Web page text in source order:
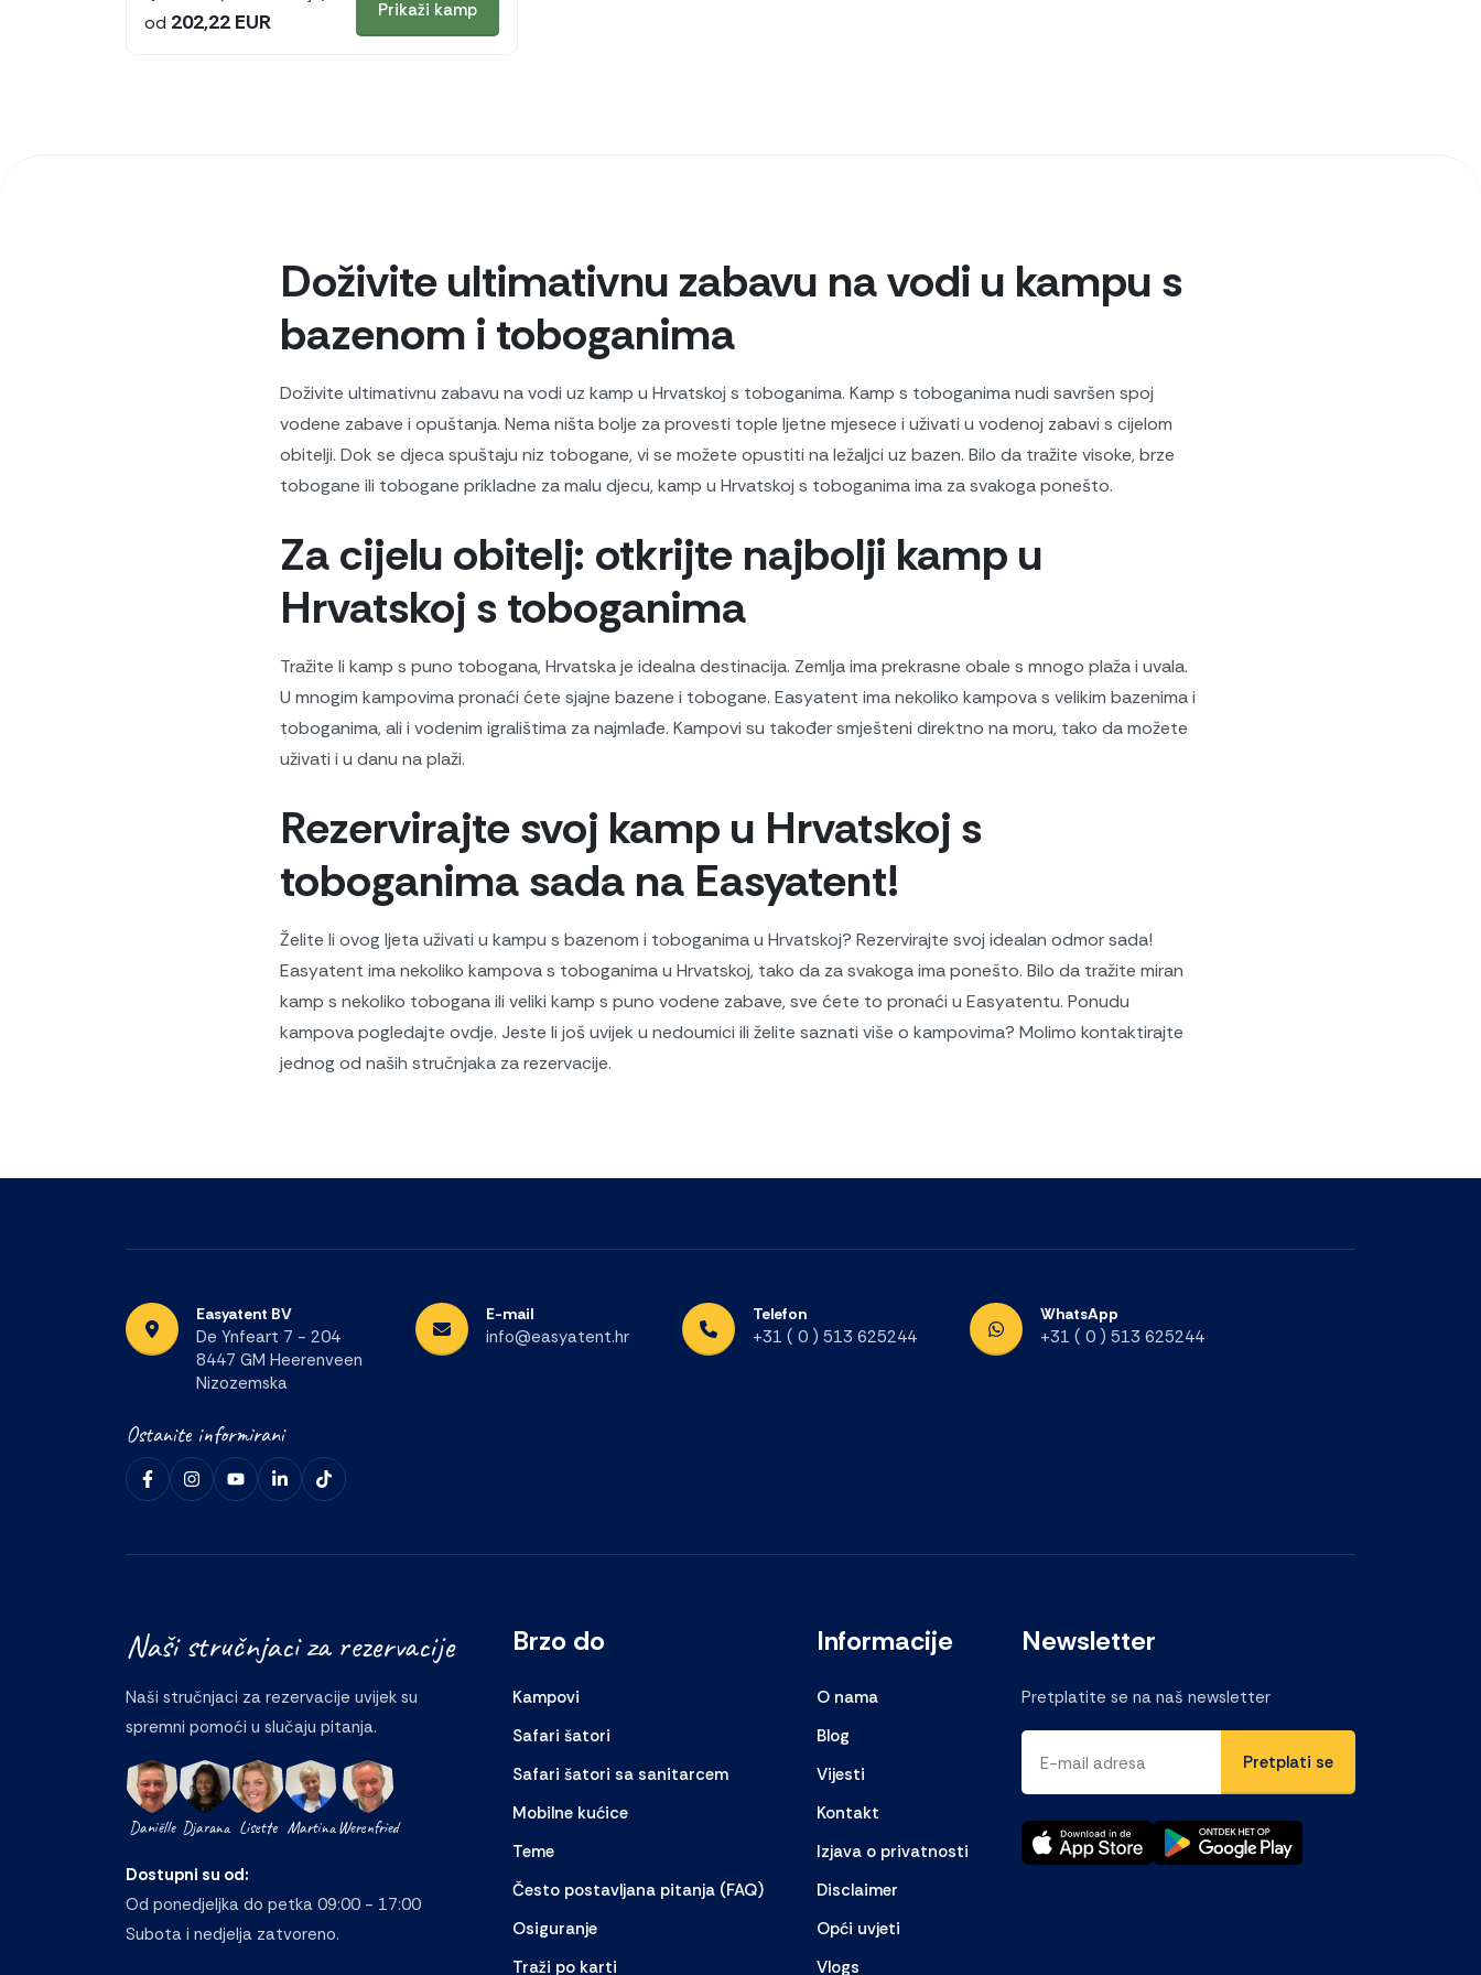
od 202,22 EUR Prikaži kamp
Doživite ultimativnu zabavu na vodi u kampu s
bazenom i toboganima
Doživite ultimativnu zabavu na vodi uz kamp u Hrvatskoj s toboganima. Kamp s toboganima nudi savršen spoj
vodene zabave i opuštanja. Nema ništa bolje za provesti tople ljetne mjesece i uživati ​​u vodenoj zabavi s cijelom
obitelji. Dok se djeca spuštaju niz tobogane, vi se možete opustiti na ležaljci uz bazen. Bilo da tražite visoke, brze
tobogane ili tobogane prikladne za malu djecu, kamp u Hrvatskoj s toboganima ima za svakoga ponešto.
Za cijelu obitelj: otkrijte najbolji kamp u
Hrvatskoj s toboganima
Tražite li kamp s puno tobogana, Hrvatska je idealna destinacija. Zemlja ima prekrasne obale s mnogo plaža i uvala.
U mnogim kampovima pronaći ćete sjajne bazene i tobogane. Easyatent ima nekoliko kampova s ​​velikim bazenima i
toboganima, ali i vodenim igralištima za najmlađe. Kampovi su također smješteni direktno na moru, tako da možete
uživati ​​i u danu na plaži.
Rezervirajte svoj kamp u Hrvatskoj s
toboganima sada na Easyatent!
Želite li ovog ljeta uživati ​​u kampu s bazenom i toboganima u Hrvatskoj? Rezervirajte svoj idealan odmor sada!
Easyatent ima nekoliko kampova s ​​toboganima u Hrvatskoj, tako da za svakoga ima ponešto. Bilo da tražite miran
kamp s nekoliko tobogana ili veliki kamp s puno vodene zabave, sve ćete to pronaći u Easyatentu. Ponudu
kampova pogledajte ovdje. Jeste li još uvijek u nedoumici ili želite saznati više o kampovima? Molimo kontaktirajte
jednog od naših stručnjaka za rezervacije.
Easyatent BV
De Ynfeart 7 - 204
8447 GM Heerenveen
Nizozemska
E-mail
info@easyatent.hr
Telefon
+31 ( 0 ) 513 625244
WhatsApp
+31 ( 0 ) 513 625244
Ostanite informirani
Naši stručnjaci za rezervacije
Naši stručnjaci za rezervacije uvijek su
spremni pomoći u slučaju pitanja.
Daniëlle Djarana Lisette Martina Werenfried
Dostupni su od:
Od ponedjeljka do petka 09:00 - 17:00
Subota i nedjelja zatvoreno.
Brzo do
Kampovi
Safari šatori
Safari šatori sa sanitarcem
Mobilne kućice
Teme
Često postavljana pitanja (FAQ)
Osiguranje
Traži po karti
Informacije
O nama
Blog
Vijesti
Kontakt
Izjava o privatnosti
Disclaimer
Opći uvjeti
Vlogs
Newsletter
Pretplatite se na naš newsletter
E-mail adresa